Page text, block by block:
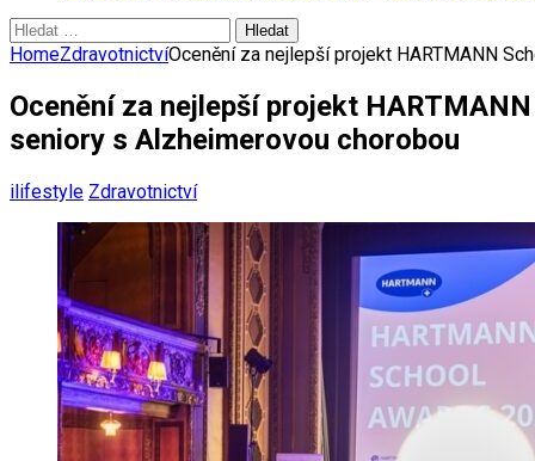
Vyhledávání
HomeZdravotnictvíOcenění za nejlepší projekt HARTMANN
Ocenění za nejlepší projekt
seniory s Alzheimerovou chorobou
ilifestyle Zdravotnictví